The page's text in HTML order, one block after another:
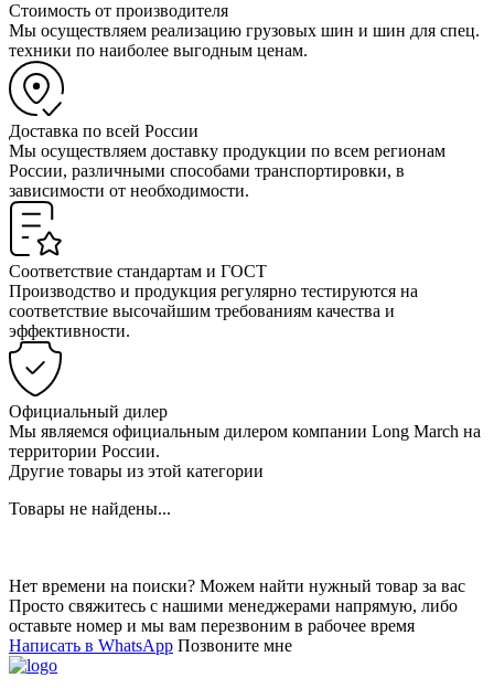
Стоимость от производителя
Мы осуществляем реализацию грузовых шин и шин для спец.
техники по наиболее выгодным ценам.
Доставка по всей России
Мы осуществляем доставку продукции по всем регионам
России, различными способами транспортировки, в
зависимости от необходимости.
Соответствие стандартам и ГОСТ
Производство и продукция регулярно тестируются на
соответствие высочайшим требованиям качества и
эффективности.
Официальный дилер
Мы являемся официальным дилером компании Long March на
территории России.
Другие товары из этой категории
Товары не найдены...
Нет времени на поиски? Можем найти нужный товар за вас
Просто свяжитесь с нашими менеджерами напрямую, либо
оставьте номер и мы вам перезвоним в рабочее время
Написать в WhatsApp Позвоните мне